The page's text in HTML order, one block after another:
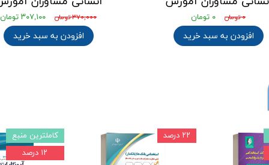
۰ تومان ۰ تومان
افزودن به سبد خرید
۳۷۰,۰۰۰ تومان ۳۰۷,۱۰۰ تومان
افزودن به سبد خرید
کاملترین منبع
۱۲ درصد
۲۲ درصد